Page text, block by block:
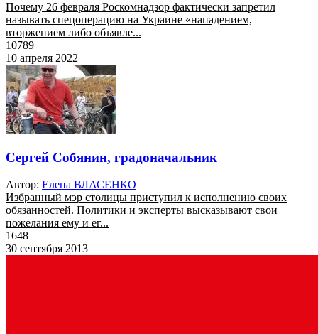
Почему 26 февраля Роскомнадзор фактически запретил
называть спецоперацию на Украине «нападением,
вторжением либо объявле...
10789
10 апреля 2022
Сергей Собянин, градоначальник
Автор: Елена ВЛАСЕНКО
Избранный мэр столицы приступил к исполнению своих
обязанностей. Политики и эксперты высказывают свои
пожелания ему и ег...
1648
30 сентября 2013